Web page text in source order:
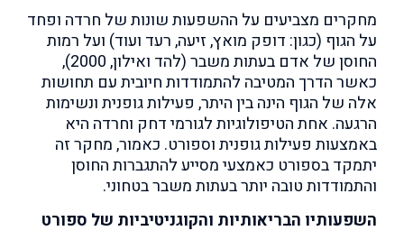
מחקרים מצביעים על ההשפעות שונות של חרדה ופחד
על הגוף (כגון: דופק מואץ, זיעה, רעד ועוד) ועל רמות
החוסן של אדם בעתות משבר (להד ואילון, 2000),
כאשר הדרך המטיבה להתמודדות חיובית עם תחושות
אלה של הגוף הינה בין היתר, פעילות גופנית ונשימות
הרגעה. אחת הטיפולוגיות לגורמי דחק וחרדה היא
באמצעות פעילות גופנית וספורט. כאמור, מחקר זה
יתמקד בספורט כאמצעי מסייע להתגברות החוסן
והתמודדות טובה יותר בעתות משבר בטחוני.
השפעותיו הבריאותיות והקוגניטיביות של ספורט